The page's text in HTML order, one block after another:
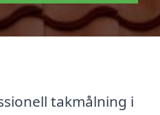
takmålning i